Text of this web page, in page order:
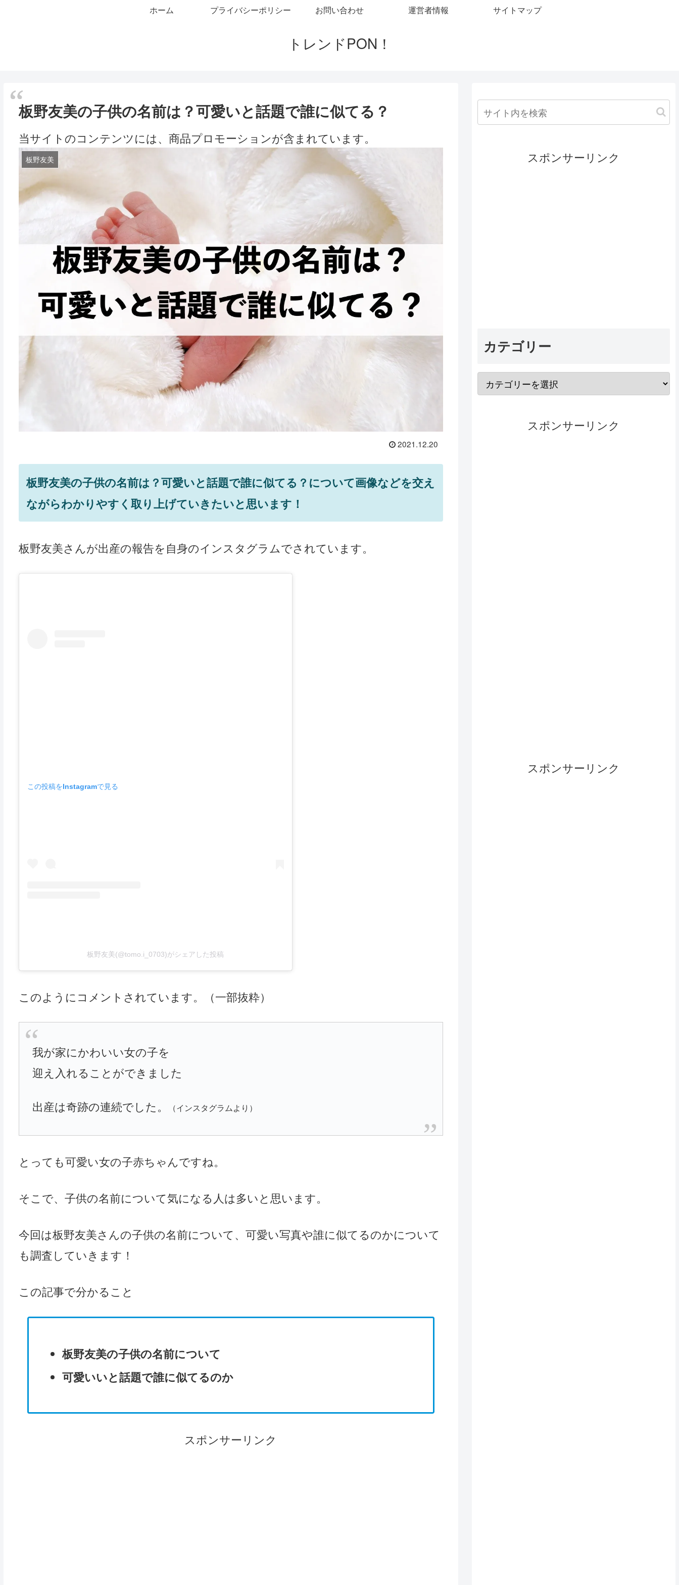
トレンドPON！
ホーム プライバシーポリシー お問い合わせ 運営者情報 サイトマップ
板野友美の子供の名前は？可愛いと話題で誰に似てる？
当サイトのコンテンツには、商品プロモーションが含まれています。
板野友美
2021.12.20
板野友美の子供の名前は？可愛いと話題で誰に似てる？について画像などを交え
ながらわかりやすく取り上げていきたいと思います！
板野友美さんが出産の報告を自身のインスタグラムでされています。
この投稿をInstagramで見る
板野友美(@tomo.i_0703)がシェアした投稿
このようにコメントされています。（一部抜粋）
我が家にかわいい女の子を
迎え入れることができました
出産は奇跡の連続でした。 （インスタグラムより）
とっても可愛い女の子赤ちゃんですね。
そこで、子供の名前について気になる人は多いと思います。
今回は板野友美さんの子供の名前について、可愛い写真や誰に似てるのかについて
も調査していきます！
この記事で分かること
板野友美の子供の名前について
可愛いいと話題で誰に似てるのか
スポンサーリンク
スポンサーリンク
カテゴリー
スポンサーリンク
スポンサーリンク